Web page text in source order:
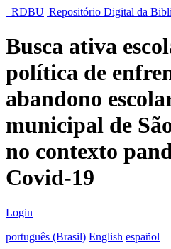
RDBU| Repositório Digital da
Busca ativa
política de
abandono
municipal de
no contexto
Covid-19
Login
português (Brasil) English español